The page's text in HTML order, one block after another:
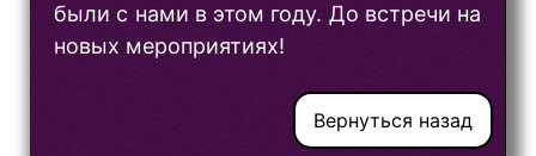
были с нами в этом году. До встречи на
новых мероприятиях!
Вернуться назад